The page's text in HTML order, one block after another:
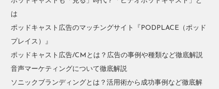
は
ポッドキャスト広告のマッチングサイト『PODPLACE（ポッド
プレイス）』
ポッドキャスト広告/CMとは？広告の事例や種類など徹底解説
音声マーケティングについて徹底解説
ソニックブランディングとは？活用術から成功事例など徹底解